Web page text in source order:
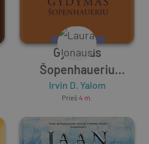
Gydymas
Šopenhaueriu
(minkšti viršeliai)
Irvin D. Yalom
Prieš 4 m.